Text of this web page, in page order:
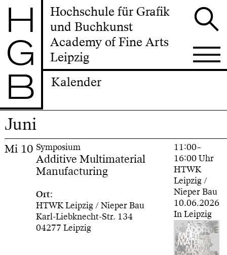
H
G
B
Hochschule für Grafik
und Buchkunst
Academy of Fine Arts
Leipzig
Kalender
Juni
Mi 10 Symposium
Additive Multimaterial
Manufacturing
Ort:
HTWK Leipzig / Nieper Bau
Karl-Liebknecht-Str. 134
04277 Leipzig
11:00–
16:00 Uhr
HTWK
Leipzig /
Nieper Bau
10.06.2026
In Leipzig